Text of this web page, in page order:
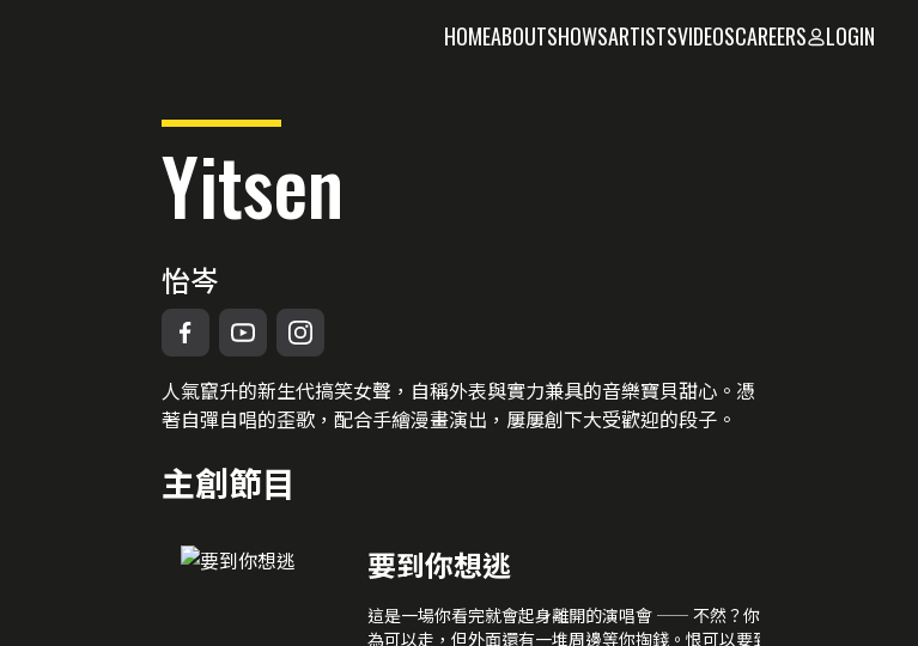
HOMEABOUTSHOWSARTISTSVIDEOSCAREERS LOGIN
Yitsen
怡岑
人氣竄升的新生代搞笑女聲，自稱外表與實力兼具的音樂寶貝甜心。憑
著自彈自唱的歪歌，配合手繪漫畫演出，屢屢創下大受歡迎的段子。
主創節目
要到你想逃
這是一場你看完就會起身離開的演唱會 —— 不然？你以
為可以走，但外面還有一堆周邊等你掏錢。恨可以要到